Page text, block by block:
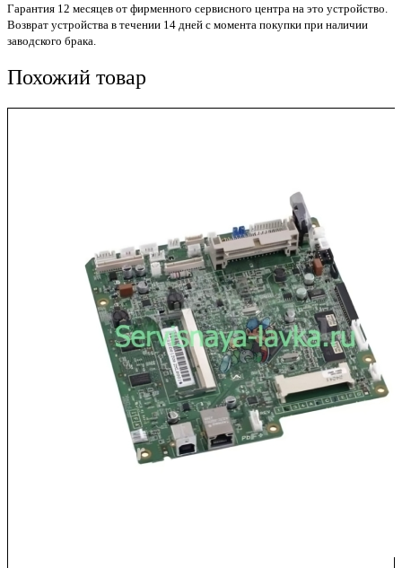
Гарантия 12 месяцев от фирменного сервисного центра на это устройство.
Возврат устройства в течении 14 дней с момента покупки при наличии
заводского брака.
Похожий товар